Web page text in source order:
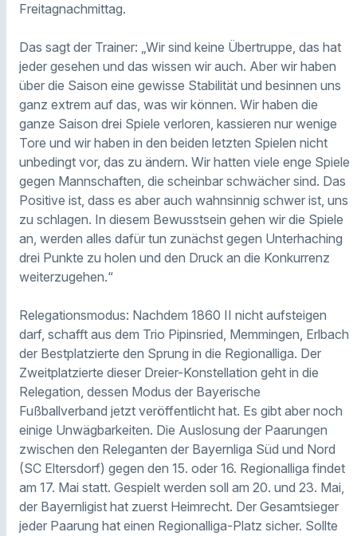
Freitagnachmittag.
Das sagt der Trainer: „Wir sind keine Übertruppe, das hat
jeder gesehen und das wissen wir auch. Aber wir haben
über die Saison eine gewisse Stabilität und besinnen uns
ganz extrem auf das, was wir können. Wir haben die
ganze Saison drei Spiele verloren, kassieren nur wenige
Tore und wir haben in den beiden letzten Spielen nicht
unbedingt vor, das zu ändern. Wir hatten viele enge Spiele
gegen Mannschaften, die scheinbar schwächer sind. Das
Positive ist, dass es aber auch wahnsinnig schwer ist, uns
zu schlagen. In diesem Bewusstsein gehen wir die Spiele
an, werden alles dafür tun zunächst gegen Unterhaching
drei Punkte zu holen und den Druck an die Konkurrenz
weiterzugehen.“
Relegationsmodus: Nachdem 1860 II nicht aufsteigen
darf, schafft aus dem Trio Pipinsried, Memmingen, Erlbach
der Bestplatzierte den Sprung in die Regionalliga. Der
Zweitplatzierte dieser Dreier-Konstellation geht in die
Relegation, dessen Modus der Bayerische
Fußballverband jetzt veröffentlicht hat. Es gibt aber noch
einige Unwägbarkeiten. Die Auslosung der Paarungen
zwischen den Releganten der Bayernliga Süd und Nord
(SC Eltersdorf) gegen den 15. oder 16. Regionalliga findet
am 17. Mai statt. Gespielt werden soll am 20. und 23. Mai,
der Bayernligist hat zuerst Heimrecht. Der Gesamtsieger
jeder Paarung hat einen Regionalliga-Platz sicher. Sollte